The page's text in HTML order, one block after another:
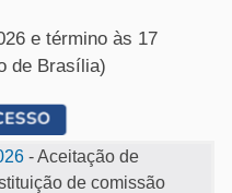
e término às 17
de Brasília)
- Aceitação de
de comissão